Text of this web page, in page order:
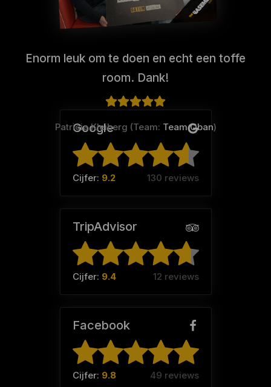
Enorm leuk om te doen en echt een toffe
room. Dank!
Patricia Kleiberg (Team: Team Oban)
Google
Cijfer: 9.2 130 reviews
TripAdvisor
Cijfer: 9.4 12 reviews
Facebook
Cijfer: 9.8 49 reviews